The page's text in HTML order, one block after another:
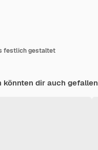
festlich gestaltet
könnten dir auch gefallen